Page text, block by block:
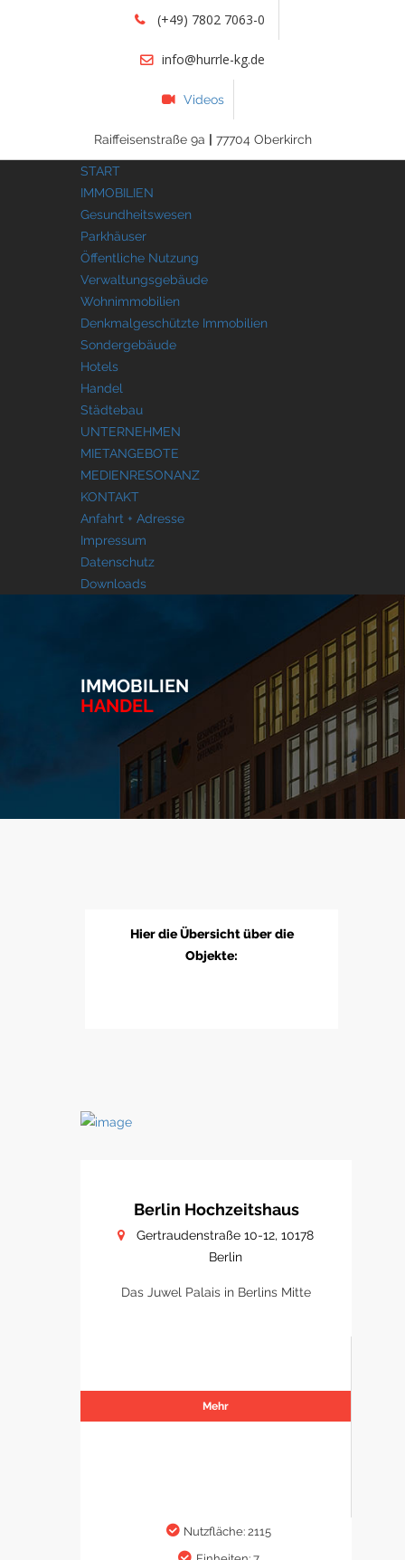
(+49) 7802 7063-0
info@hurrle-kg.de
Videos
Raiffeisenstraße 9a | 77704 Oberkirch
START
IMMOBILIEN
Gesundheitswesen
Parkhäuser
Öffentliche Nutzung
Verwaltungsgebäude
Wohnimmobilien
Denkmalgeschützte Immobilien
Sondergebäude
Hotels
Handel
Städtebau
UNTERNEHMEN
MIETANGEBOTE
MEDIENRESONANZ
KONTAKT
Anfahrt + Adresse
Impressum
Datenschutz
Downloads
IMMOBILIEN
HANDEL
Hier die Übersicht über die
Objekte:
Berlin Hochzeitshaus
Gertraudenstraße 10-12, 10178
Berlin
Das Juwel Palais in Berlins Mitte
Mehr
Nutzfläche: 2115